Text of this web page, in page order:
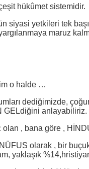
hükûmet sistemidir.
siyasi yetkileri tek
maruz
o halde …
dediğimizde,
GELdiğini anlayabiliriz.
, bana göre ,
olarak , bir
yaklaşık